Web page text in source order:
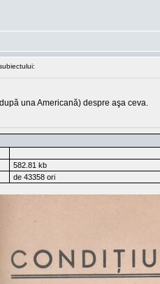
una Americană) despre aşa ceva.
582.81 kb
de 43358 ori